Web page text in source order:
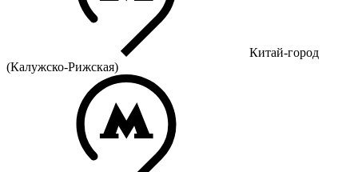
Китай-город
(Калужско-Рижская)